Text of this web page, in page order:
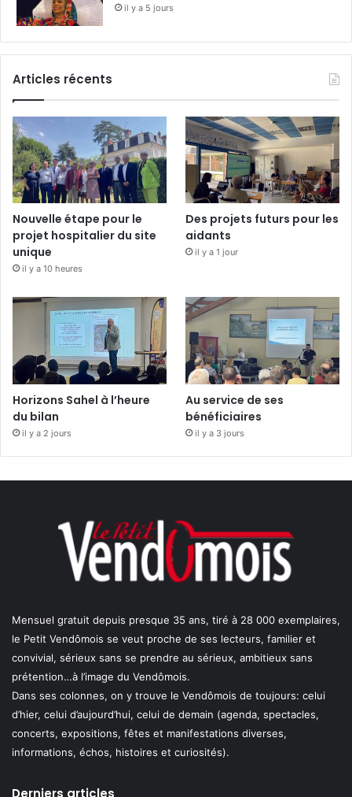
il y a 5 jours
Articles récents
Nouvelle étape pour le
projet hospitalier du site
unique
il y a 10 heures
Des projets futurs pour les
aidants
il y a 1 jour
Horizons Sahel à l’heure
du bilan
il y a 2 jours
Au service de ses
bénéficiaires
il y a 3 jours
Mensuel gratuit depuis presque 35 ans, tiré à 28 000 exemplaires,
le Petit Vendômois se veut proche de ses lecteurs, familier et
convivial, sérieux sans se prendre au sérieux, ambitieux sans
prétention…à l’image du Vendômois.
Dans ses colonnes, on y trouve le Vendômois de toujours: celui
d’hier, celui d’aujourd’hui, celui de demain (agenda, spectacles,
concerts, expositions, fêtes et manifestations diverses,
informations, échos, histoires et curiosités).
Derniers articles